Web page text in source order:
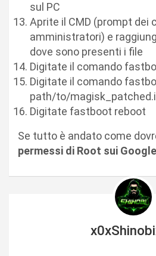
sul PC
Aprite il CMD (prompt dei
amministratori) e
dove sono presenti i file
Digitate il comando
Digitate il comando
path/to/
Digitate fastboot reboot
Se tutto è andato come
permessi di Root sui